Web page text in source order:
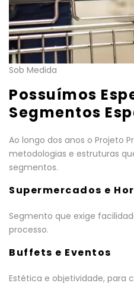
Sob Medida
Possuímos
Segmentos
Ao longo dos anos o Projeto
metodologias e estruturas
segmentos.
Supermercados e
Segmento que exige
processo.
Buffets e Eventos
Estética e objetividade, para